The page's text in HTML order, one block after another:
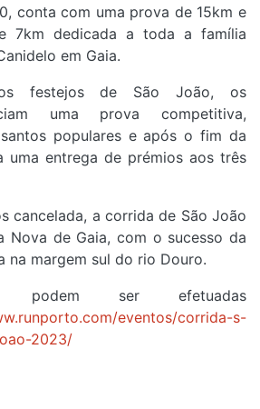
conta com uma prova de 15km e
7km dedicada a toda a família
em Gaia.
festejos de São João, os
uma prova competitiva,
populares e após o fim da
uma entrega de prémios aos três
cancelada, a corrida de São João
Nova de Gaia, com o sucesso da
na margem sul do rio Douro.
podem ser efetuadas
eventos/corrida-s-
2023/